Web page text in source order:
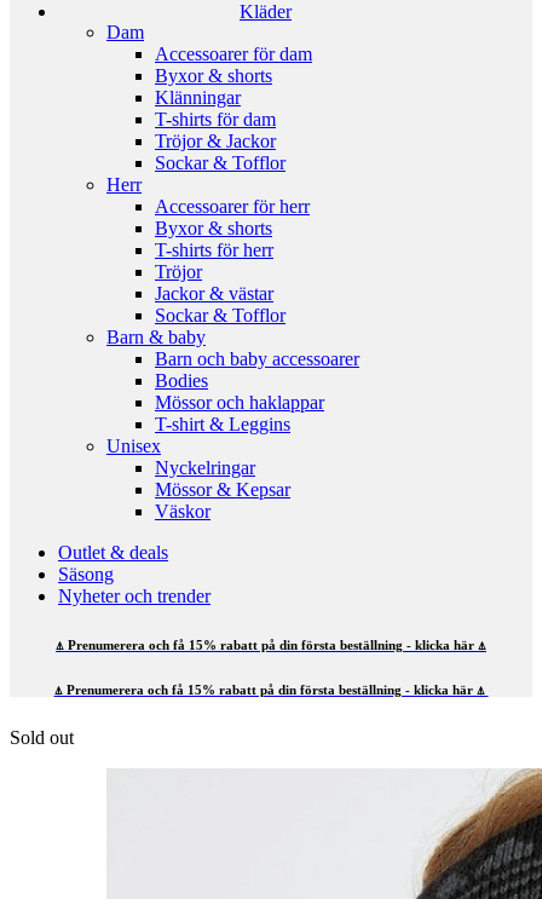
Kläder
Dam
Accessoarer för dam
Byxor & shorts
Klänningar
T-shirts för dam
Tröjor & Jackor
Sockar & Tofflor
Herr
Accessoarer för herr
Byxor & shorts
T-shirts för herr
Tröjor
Jackor & västar
Sockar & Tofflor
Barn & baby
Barn och baby accessoarer
Bodies
Mössor och haklappar
T-shirt & Leggins
Unisex
Nyckelringar
Mössor & Kepsar
Väskor
Outlet & deals
Säsong
Nyheter och trender
⍋ Prenumerera och få 15% rabatt på din första beställning - klicka här ⍋
⍋ Prenumerera och få 15% rabatt på din första beställning - klicka här ⍋
Sold out